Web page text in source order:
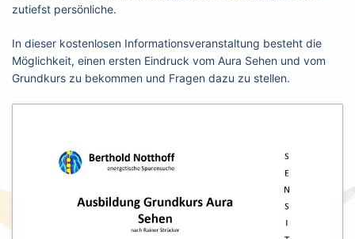
zutiefst persönliche.
In dieser kostenlosen Informationsveranstaltung besteht die
Möglichkeit, einen ersten Eindruck vom Aura Sehen und vom
Grundkurs zu bekommen und Fragen dazu zu stellen.